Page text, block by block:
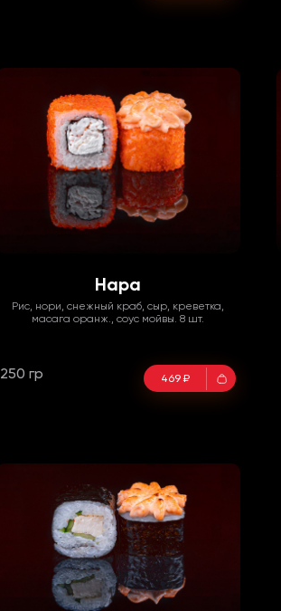
Нара
Рис, нори, снежный краб, сыр, креветка,
масага оранж., соус мойвы. 8 шт.
250 гр 469 ₽